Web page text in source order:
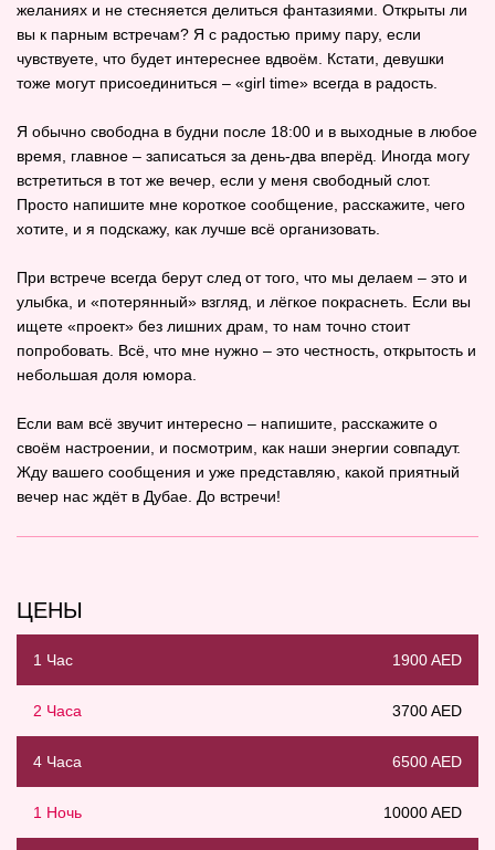
желаниях и не стесняется делиться фантазиями. Открыты ли
вы к парным встречам? Я с радостью приму пару, если
чувствуете, что будет интереснее вдвоём. Кстати, девушки
тоже могут присоединиться – «girl time» всегда в радость.
Я обычно свободна в будни после 18:00 и в выходные в любое
время, главное – записаться за день‑два вперёд. Иногда могу
встретиться в тот же вечер, если у меня свободный слот.
Просто напишите мне короткое сообщение, расскажите, чего
хотите, и я подскажу, как лучше всё организовать.
При встрече всегда берут след от того, что мы делаем – это и
улыбка, и «потерянный» взгляд, и лёгкое покраснеть. Если вы
ищете «проект» без лишних драм, то нам точно стоит
попробовать. Всё, что мне нужно – это честность, открытость и
небольшая доля юмора.
Если вам всё звучит интересно – напишите, расскажите о
своём настроении, и посмотрим, как наши энергии совпадут.
Жду вашего сообщения и уже представляю, какой приятный
вечер нас ждёт в Дубае. До встречи!
ЦЕНЫ
1 Час 1900 AED
2 Часа 3700 AED
4 Часа 6500 AED
1 Ночь 10000 AED